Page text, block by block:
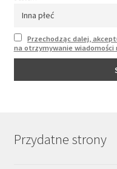
Przechodząc dalej,
na otrzymywanie wiadomości
Przydatne strony